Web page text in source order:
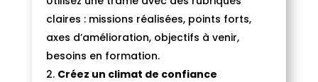
claires : missions réalisées, points forts,
axes d’amélioration, objectifs à venir,
besoins en formation.
Créez un climat de confiance